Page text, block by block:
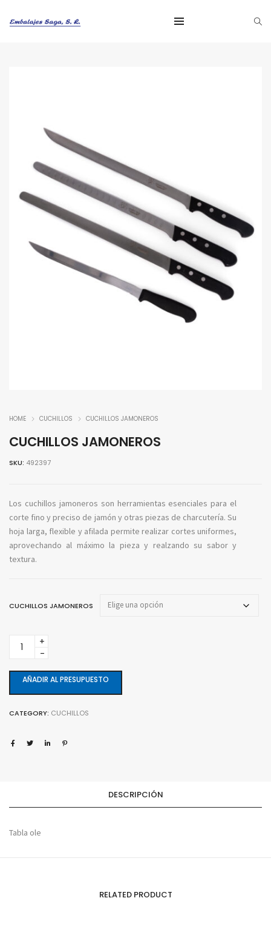
HOME CUCHILLOS CUCHILLOS JAMONEROS
CUCHILLOS JAMONEROS
SKU: 492397
Los cuchillos jamoneros son herramientas esenciales para el
corte fino y preciso de jamón y otras piezas de charcutería. Su
hoja larga, flexible y afilada permite realizar cortes uniformes,
aprovechando al máximo la pieza y realzando su sabor y
textura.
CUCHILLOS JAMONEROS
Cuchillos
jamoneros
AÑADIR AL PRESUPUESTO
CATEGORY: CUCHILLOS
DESCRIPCIÓN
Tabla ole
RELATED PRODUCT